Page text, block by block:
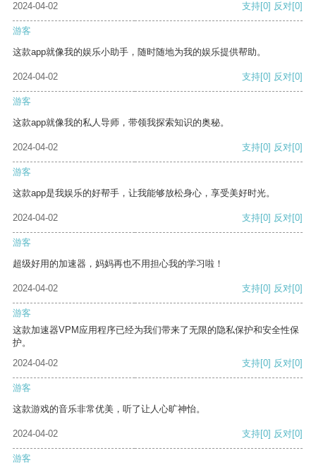
2024-04-02 支持[0] 反对[0]
游客
这款app就像我的娱乐小助手，随时随地为我的娱乐提供帮助。
2024-04-02 支持[0] 反对[0]
游客
这款app就像我的私人导师，带领我探索知识的奥秘。
2024-04-02 支持[0] 反对[0]
游客
这款app是我娱乐的好帮手，让我能够放松身心，享受美好时光。
2024-04-02 支持[0] 反对[0]
游客
超级好用的加速器，妈妈再也不用担心我的学习啦！
2024-04-02 支持[0] 反对[0]
游客
这款加速器VPM应用程序已经为我们带来了无限的隐私保护和安全性保
护。
2024-04-02
支持[0] 反对[0]
游客
这款游戏的音乐非常优美，听了让人心旷神怡。
2024-04-02 支持[0] 反对[0]
游客